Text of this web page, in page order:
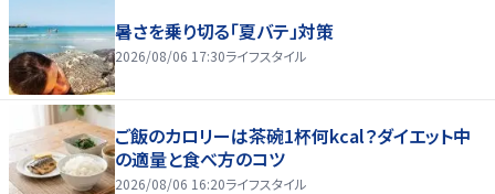
暑さを乗り切る「夏バテ」対策
2026/08/06 17:30ライフスタイル
ご飯のカロリーは茶碗1杯何kcal？ダイエット中
の適量と食べ方のコツ
2026/08/06 16:20ライフスタイル